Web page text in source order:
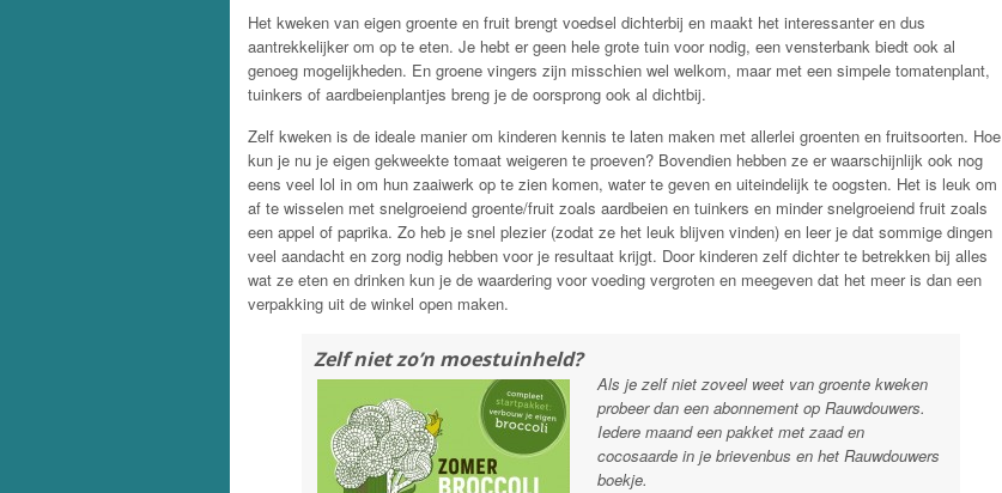
Het kweken van eigen groente en fruit brengt voedsel dichterbij en maakt het interessanter en dus
aantrekkelijker om op te eten. Je hebt er geen hele grote tuin voor nodig, een vensterbank biedt ook al
genoeg mogelijkheden. En groene vingers zijn misschien wel welkom, maar met een simpele tomatenplant,
tuinkers of aardbeienplantjes breng je de oorsprong ook al dichtbij.
Zelf kweken is de ideale manier om kinderen kennis te laten maken met allerlei groenten en fruitsoorten. Hoe
kun je nu je eigen gekweekte tomaat weigeren te proeven? Bovendien hebben ze er waarschijnlijk ook nog
eens veel lol in om hun zaaiwerk op te zien komen, water te geven en uiteindelijk te oogsten. Het is leuk om
af te wisselen met snelgroeiend groente/fruit zoals aardbeien en tuinkers en minder snelgroeiend fruit zoals
een appel of paprika. Zo heb je snel plezier (zodat ze het leuk blijven vinden) en leer je dat sommige dingen
veel aandacht en zorg nodig hebben voor je resultaat krijgt. Door kinderen zelf dichter te betrekken bij alles
wat ze eten en drinken kun je de waardering voor voeding vergroten en meegeven dat het meer is dan een
verpakking uit de winkel open maken.
Zelf niet zo’n moestuinheld?
Als je zelf niet zoveel weet van groente kweken
probeer dan een abonnement op Rauwdouwers.
Iedere maand een pakket met zaad en
cocosaarde in je brievenbus en het Rauwdouwers
boekje.